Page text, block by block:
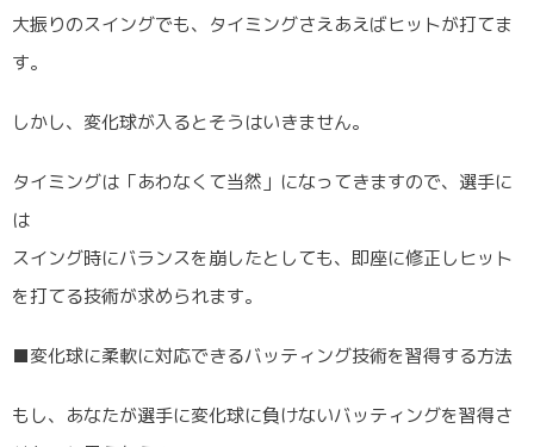
大振りのスイングでも、タイミングさえあえばヒットが打てま
す。
しかし、変化球が入るとそうはいきません。
タイミングは「あわなくて当然」になってきますので、選手に
は
スイング時にバランスを崩したとしても、即座に修正しヒット
を打てる技術が求められます。
■変化球に柔軟に対応できるバッティング技術を習得する方法
もし、あなたが選手に変化球に負けないバッティングを習得さ